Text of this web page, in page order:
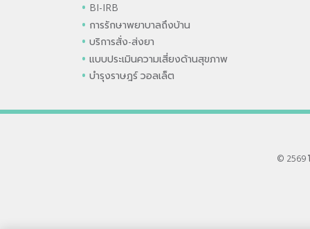
BI-IRB
การรักษาพยาบาลถึงบ้าน
บริการสั่ง-ส่งยา
แบบประเมินความเสี่ยงด้านสุขภาพ
บำรุงราษฎร์ วอลเล็ต
© 2569